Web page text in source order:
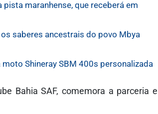
maranhense, que receberá em
saberes ancestrais do povo Mbya
Shineray SBM 400s personalizada
Bahia SAF, comemora a parceria e